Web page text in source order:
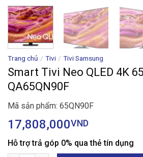
Trang chủ / Tivi / Tivi Samsung
Smart Tivi Neo QLED 4K
QA65QN90F
Mã sản phẩm: 65QN90F
17,808,000VND
Hỗ trợ trả góp 0% qua thẻ tín dụng